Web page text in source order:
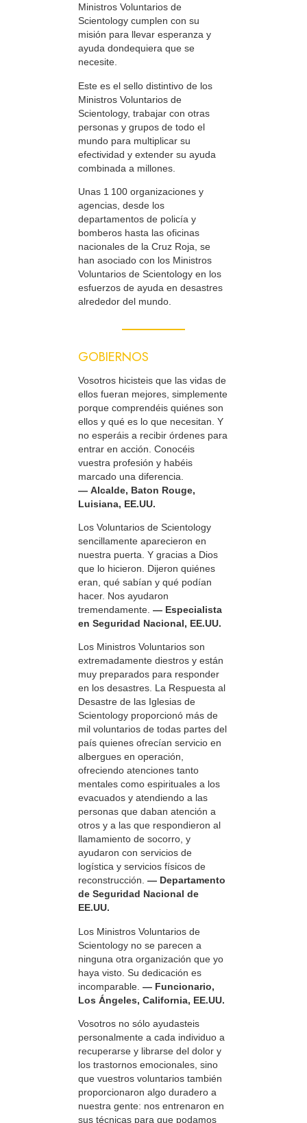
Ministros Voluntarios de
Scientology cumplen con su
misión para llevar esperanza y
ayuda dondequiera que se
necesite.
Este es el sello distintivo de los
Ministros Voluntarios de
Scientology, trabajar con otras
personas y grupos de todo el
mundo para multiplicar su
efectividad y extender su ayuda
combinada a millones.
Unas 1 100 organizaciones y
agencias, desde los
departamentos de policía y
bomberos hasta las oficinas
nacionales de la Cruz Roja, se
han asociado con los Ministros
Voluntarios de Scientology en los
esfuerzos de ayuda en desastres
alrededor del mundo.
GOBIERNOS
Vosotros hicisteis que las vidas de
ellos fueran mejores, simplemente
porque comprendéis quiénes son
ellos y qué es lo que necesitan. Y
no esperáis a recibir órdenes para
entrar en acción. Conocéis
vuestra profesión y habéis
marcado una diferencia.
— Alcalde, Baton Rouge,
Luisiana, EE.UU.
Los Voluntarios de Scientology
sencillamente aparecieron en
nuestra puerta. Y gracias a Dios
que lo hicieron. Dijeron quiénes
eran, qué sabían y qué podían
hacer. Nos ayudaron
tremendamente. — Especialista
en Seguridad Nacional, EE.UU.
Los Ministros Voluntarios son
extremadamente diestros y están
muy preparados para responder
en los desastres. La Respuesta al
Desastre de las Iglesias de
Scientology proporcionó más de
mil voluntarios de todas partes del
país quienes ofrecían servicio en
albergues en operación,
ofreciendo atenciones tanto
mentales como espirituales a los
evacuados y atendiendo a las
personas que daban atención a
otros y a las que respondieron al
llamamiento de socorro, y
ayudaron con servicios de
logística y servicios físicos de
reconstrucción. — Departamento
de Seguridad Nacional de
EE.UU.
Los Ministros Voluntarios de
Scientology no se parecen a
ninguna otra organización que yo
haya visto. Su dedicación es
incomparable. — Funcionario,
Los Ángeles, California, EE.UU.
Vosotros no sólo ayudasteis
personalmente a cada individuo a
recuperarse y librarse del dolor y
los trastornos emocionales, sino
que vuestros voluntarios también
proporcionaron algo duradero a
nuestra gente: nos entrenaron en
sus técnicas para que podamos